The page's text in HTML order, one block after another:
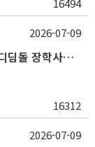
16494
세종연구원 2026년도 세종이도인재장학금 디딤돌 장학사업 학자금대출 관련분야(원금상환, 이자지원) 신청 사업 안내
16312
2026-07-09
2026-07-09